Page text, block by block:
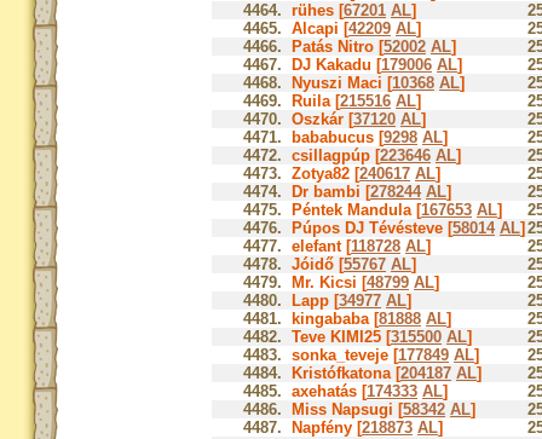
4464. rühes [67201 AL]
4465. Alcapi [42209 AL]
4466.
Patás Nitro [52002 AL]
4467.
DJ Kakadu [179006 AL]
4468.
Nyuszi Maci [10368 AL]
4469.
Ruila [215516 AL]
4470. Oszkár [37120 AL]
4471.
bababucus [9298 AL]
4472. csillagpúp [223646 AL]
4473. Zotya82 [240617 AL]
4474.
Dr bambi [278244 AL]
4475.
Péntek Mandula [167653 AL]
4476.
Púpos DJ Tévésteve [58014 AL]
4477. elefant [118728 AL]
4478. Jóidő [55767 AL]
4479.
Mr. Kicsi [48799 AL]
4480.
Lapp [34977 AL]
4481.
kingababa [81888 AL]
4482. Teve KIMI25 [315500 AL]
4483. sonka_teveje [177849 AL]
4484.
Kristófkatona [204187 AL]
4485. axehatás [174333 AL]
4486.
Miss Napsugi [58342 AL]
4487.
Napfény [218873 AL]